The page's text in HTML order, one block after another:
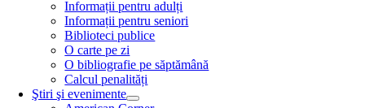
Informații pentru adulți
Informații pentru seniori
Biblioteci publice
O carte pe zi
O bibliografie pe săptămână
Calcul penalități
Ştiri şi evenimente